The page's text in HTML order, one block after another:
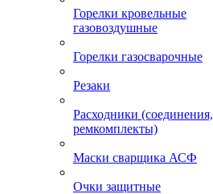
Горелки кровельные
газовоздушные
Горелки газосварочные
Резаки
Расходники (соединения,
ремкомплекты)
Маски сварщика АСФ
Очки защитные